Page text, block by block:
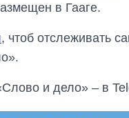
в Гааге.
, чтоб отслеживать
и дело» – в